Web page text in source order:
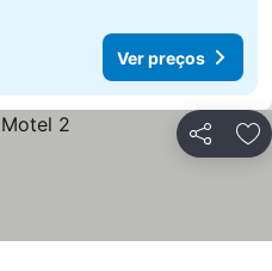
Ver preços
Partilhar